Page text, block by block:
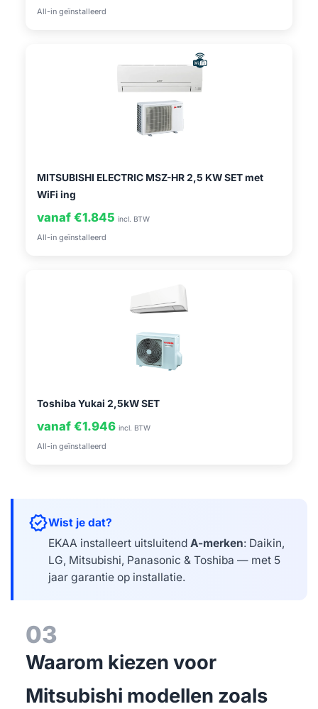
All-in geïnstalleerd
MITSUBISHI ELECTRIC MSZ-HR 2,5 KW SET met
WiFi ing
vanaf €1.845 incl. BTW
All-in geïnstalleerd
Toshiba Yukai 2,5kW SET
vanaf €1.946 incl. BTW
All-in geïnstalleerd
verifiedWist je dat?
EKAA installeert uitsluitendA-merken: Daikin,
LG, Mitsubishi, Panasonic & Toshiba — met 5
jaar garantie op installatie.
03
Waarom kiezen voor
Mitsubishi modellen zoals